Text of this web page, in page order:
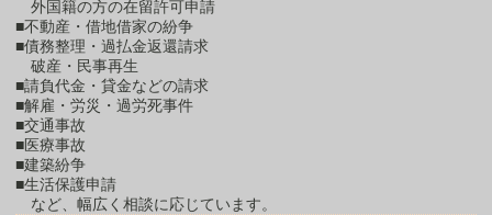
外国籍の方の在留許可申請
■不動産・借地借家の紛争
■債務整理・過払金返還請求
破産・民事再生
■請負代金・貸金などの請求
■解雇・労災・過労死事件
■交通事故
■医療事故
■建築紛争
■生活保護申請
など、幅広く相談に応じています。